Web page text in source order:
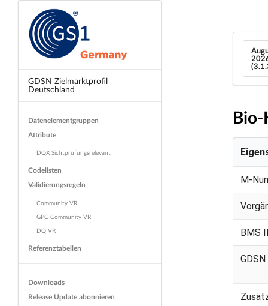
GDSN Zielmarktprofil
Deutschland
Datenelementgruppen
Attribute
DQX Sichtprüfungsrelevant
Codelisten
Validierungsregeln
Community VR
GPC Community VR
DQ VR
Referenztabellen
Downloads
Release Update abonnieren
M-
BMS